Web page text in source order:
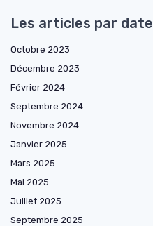
Les articles par date
Octobre 2023
Décembre 2023
Février 2024
Septembre 2024
Novembre 2024
Janvier 2025
Mars 2025
Mai 2025
Juillet 2025
Septembre 2025